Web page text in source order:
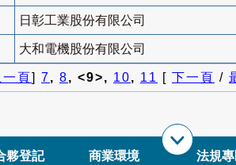
日彰工業股份有限公司
大和電機股份有限公司
一頁] 7, 8, <9>, 10, 11 [ 下一頁 /
夥登記 商業環境 法規